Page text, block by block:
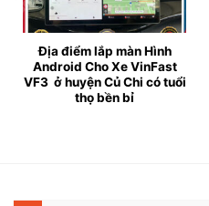
❥ Tại sao nên lắp màn
VF3
Địa điểm lắp màn Hình
Android Cho Xe VinFast
VF3 ở huyện Củ Chi có tuổi
thọ bền bỉ